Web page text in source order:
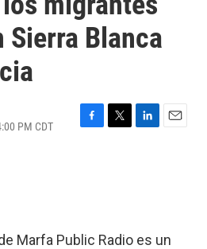
Sierra Blanca
PM CDT
F
k
T
L
n
E
Marfa Public Radio es un